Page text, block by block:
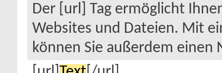
Der [url] Tag ermöglicht
Websites und Dateien. Mit
können Sie außerdem einen